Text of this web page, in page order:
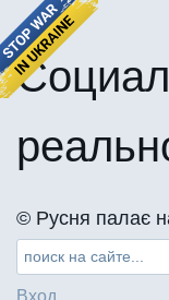
©️ Русня палає
Вход